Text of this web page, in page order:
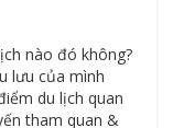
nào đó không?
lưu của mình
du lịch quan
tham quan &